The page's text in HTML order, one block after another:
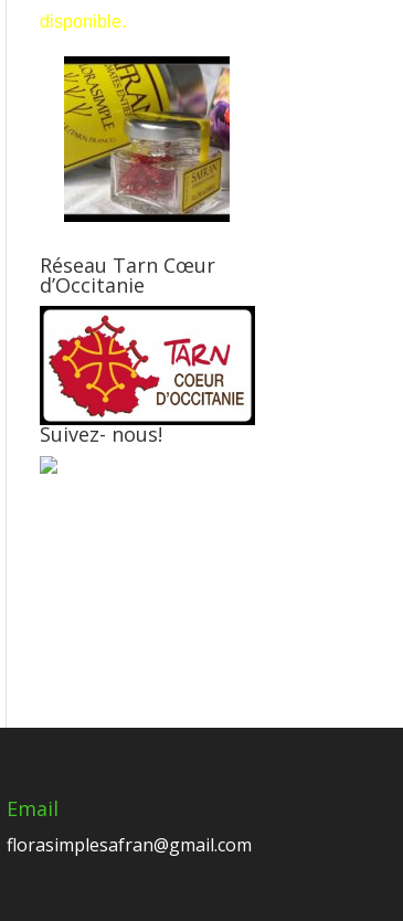
disponible.
Réseau Tarn Cœur
d’Occitanie
Suivez- nous!
Email
florasimplesafran@gmail.com